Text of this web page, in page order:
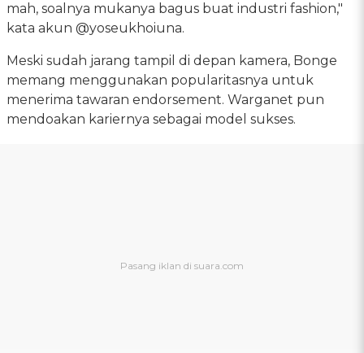
mah, soalnya mukanya bagus buat industri fashion,"
kata akun @yoseukhoiuna.
Meski sudah jarang tampil di depan kamera, Bonge
memang menggunakan popularitasnya untuk
menerima tawaran endorsement. Warganet pun
mendoakan kariernya sebagai model sukses.